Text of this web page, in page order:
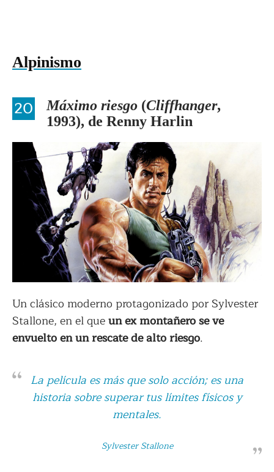
Alpinismo
20 Máximo riesgo (Cliffhanger,
1993), de Renny Harlin
Un clásico moderno protagonizado por Sylvester
Stallone, en el queun ex montañero se ve
envuelto en un rescate de alto riesgo.
La película es más que solo acción; es una
historia sobre superar tus límites físicos y
mentales.
Sylvester Stallone